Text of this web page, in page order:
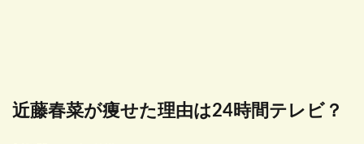
近藤春菜が痩せた理由は24時間テレビ？